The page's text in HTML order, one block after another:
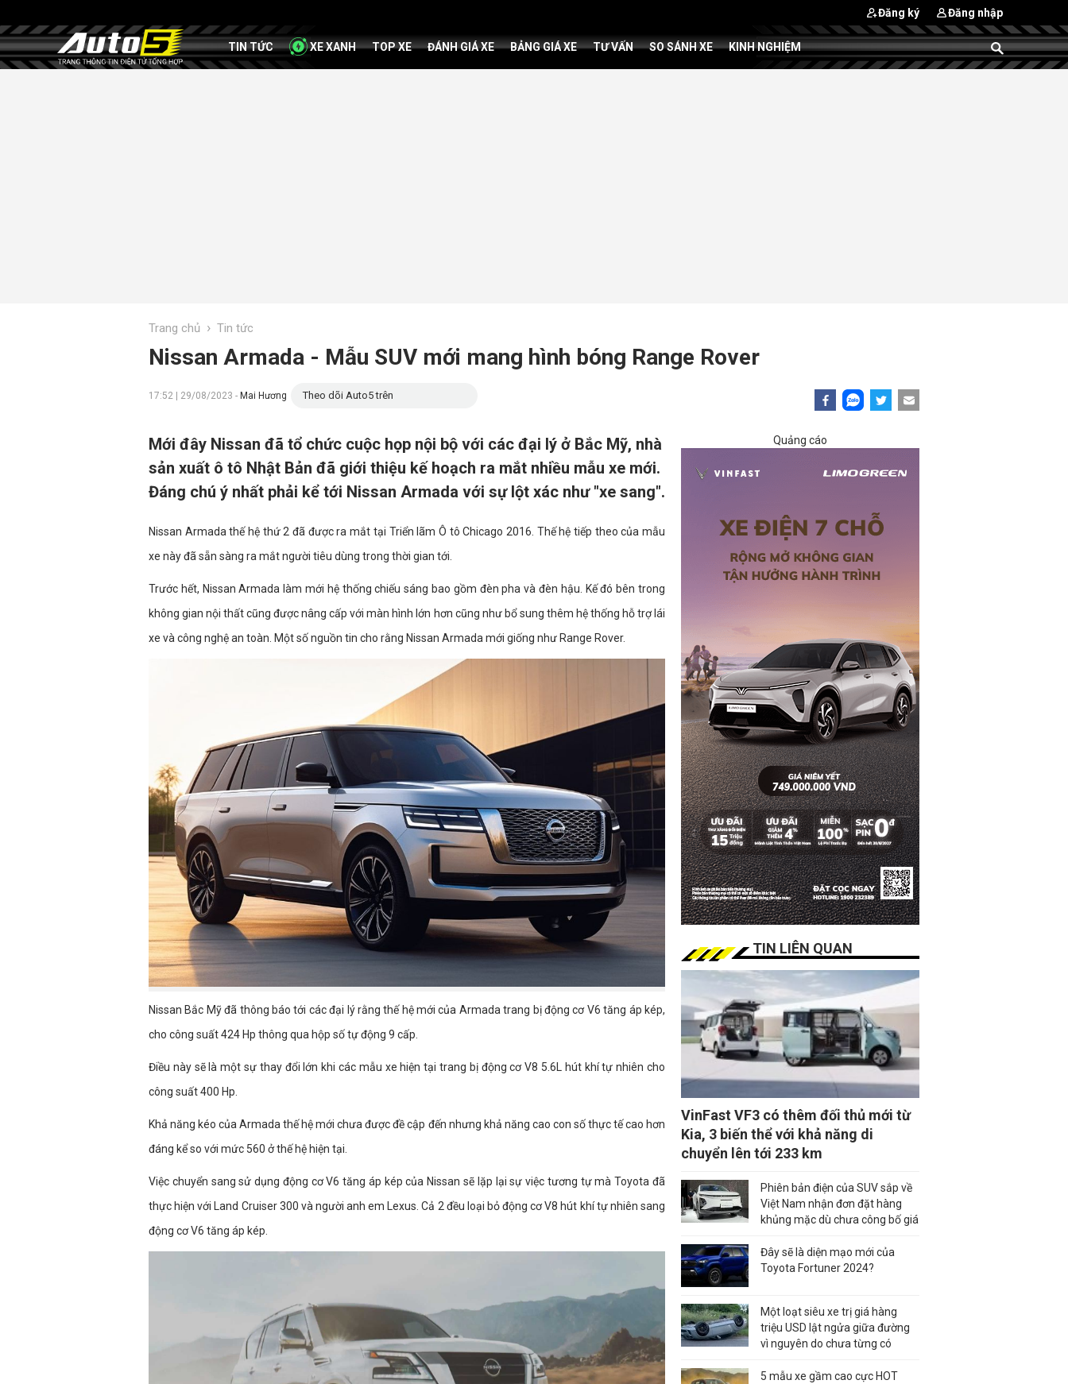
Đăng ký Đăng nhập
TIN TỨC XE XANH TOP XE ĐÁNH GIÁ XE BẢNG GIÁ XE TƯ VẤN SO SÁNH XE KINH NGHIỆM
Trang chủ › Tin tức
Nissan Armada - Mẫu SUV mới mang hình bóng Range Rover
17:52 | 29/08/2023 - Mai Hương Theo dõi Auto5 trên
Mới đây Nissan đã tổ chức cuộc họp nội bộ với các đại lý ở Bắc Mỹ, nhà
sản xuất ô tô Nhật Bản đã giới thiệu kế hoạch ra mắt nhiều mẫu xe mới.
Đáng chú ý nhất phải kể tới Nissan Armada với sự lột xác như "xe sang".
Nissan Armada thế hệ thứ 2 đã được ra mắt tại Triển lãm Ô tô Chicago 2016. Thế hệ tiếp theo của mẫu
xe này đã sẵn sàng ra mắt người tiêu dùng trong thời gian tới.
Trước hết, Nissan Armada làm mới hệ thống chiếu sáng bao gồm đèn pha và đèn hậu. Kế đó bên trong
không gian nội thất cũng được nâng cấp với màn hình lớn hơn cũng như bổ sung thêm hệ thống hỗ trợ lái
xe và công nghệ an toàn. Một số nguồn tin cho rằng Nissan Armada mới giống như Range Rover.
Nissan Bắc Mỹ đã thông báo tới các đại lý rằng thế hệ mới của Armada trang bị động cơ V6 tăng áp kép,
cho công suất 424 Hp thông qua hộp số tự động 9 cấp.
Điều này sẽ là một sự thay đổi lớn khi các mẫu xe hiện tại trang bị động cơ V8 5.6L hút khí tự nhiên cho
công suất 400 Hp.
Khả năng kéo của Armada thế hệ mới chưa được đề cập đến nhưng khả năng cao con số thực tế cao hơn
đáng kể so với mức 560 ở thế hệ hiện tại.
Việc chuyển sang sử dụng động cơ V6 tăng áp kép của Nissan sẽ lặp lại sự việc tương tự mà Toyota đã
thực hiện với Land Cruiser 300 và người anh em Lexus. Cả 2 đều loại bỏ động cơ V8 hút khí tự nhiên sang
động cơ V6 tăng áp kép.
Quảng cáo
TIN LIÊN QUAN
VinFast VF3 có thêm đối thủ mới từ
Kia, 3 biến thể với khả năng di
chuyển lên tới 233 km
Phiên bản điện của SUV sắp về
Việt Nam nhận đơn đặt hàng
khủng mặc dù chưa công bố giá
Đây sẽ là diện mạo mới của
Toyota Fortuner 2024?
Một loạt siêu xe trị giá hàng
triệu USD lật ngửa giữa đường
vì nguyên do chưa từng có
5 mẫu xe gầm cao cực HOT